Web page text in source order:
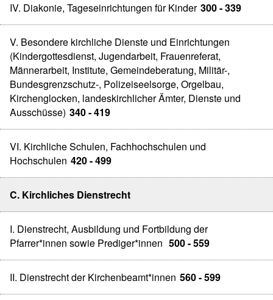
IV. Diakonie, Tageseinrichtungen für Kinder 300 - 339
V. Besondere kirchliche Dienste und Einrichtungen
(Kindergottesdienst, Jugendarbeit, Frauenreferat,
Männerarbeit, Institute, Gemeindeberatung, Militär-,
Bundesgrenzschutz-, Polizeiseelsorge, Orgelbau,
Kirchenglocken, landeskirchlicher Ämter, Dienste und
Ausschüsse) 340 - 419
VI. Kirchliche Schulen, Fachhochschulen und
Hochschulen 420 - 499
C. Kirchliches Dienstrecht
I. Dienstrecht, Ausbildung und Fortbildung der
Pfarrer*innen sowie Prediger*innen 500 - 559
II. Dienstrecht der Kirchenbeamt*innen 560 - 599